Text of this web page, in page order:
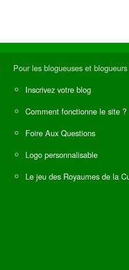
Pour les blogueuses et blogueurs
Inscrivez votre blog
Comment fonctionne le site ?
Foire Aux Questions
Logo personnalisable
Le jeu des Royaumes de la